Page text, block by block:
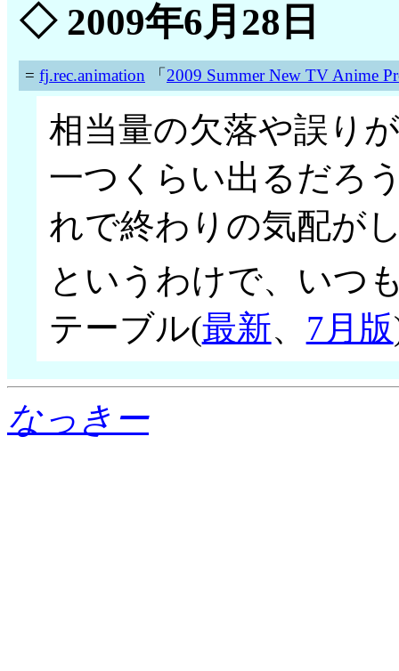
◇2009年6月28日
= fj.rec.animation 「2009 Summer New TV Anime
相当量の欠落や誤り
一つくらい出るだろ
れで終わりの気配が
というわけで、いつ
テーブル(最新、 7月版
なっきー